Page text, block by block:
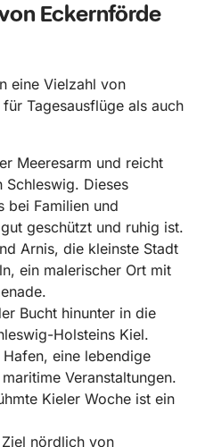
Eckernförde
eine Vielzahl von
Tagesausflüge als auch
Meeresarm und reicht
Schleswig. Dieses
bei Familien und
geschützt und ruhig ist.
Arnis, die kleinste Stadt
ein malerischer Ort mit
Bucht hinunter in die
Holsteins Kiel.
eine lebendige
Veranstaltungen.
Kieler Woche ist ein
nördlich von